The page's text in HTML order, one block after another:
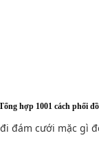
hợp 1001 cách phối
đám cưới mặc gì